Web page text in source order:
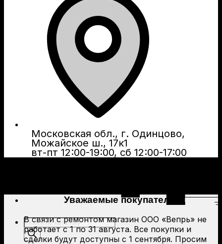
Московская обл., г. Одинцово,
Можайское ш., 17к1
вт-пт 12:00-19:00, сб 12:00-17:00
Поиск
товаров
Уважаемые покупатели!
В связи с ремонтом магазин ООО «Вепрь» не
работает с 1 по 31 августа. Все покупки и
сделки будут доступны с 1 сентября. Просим